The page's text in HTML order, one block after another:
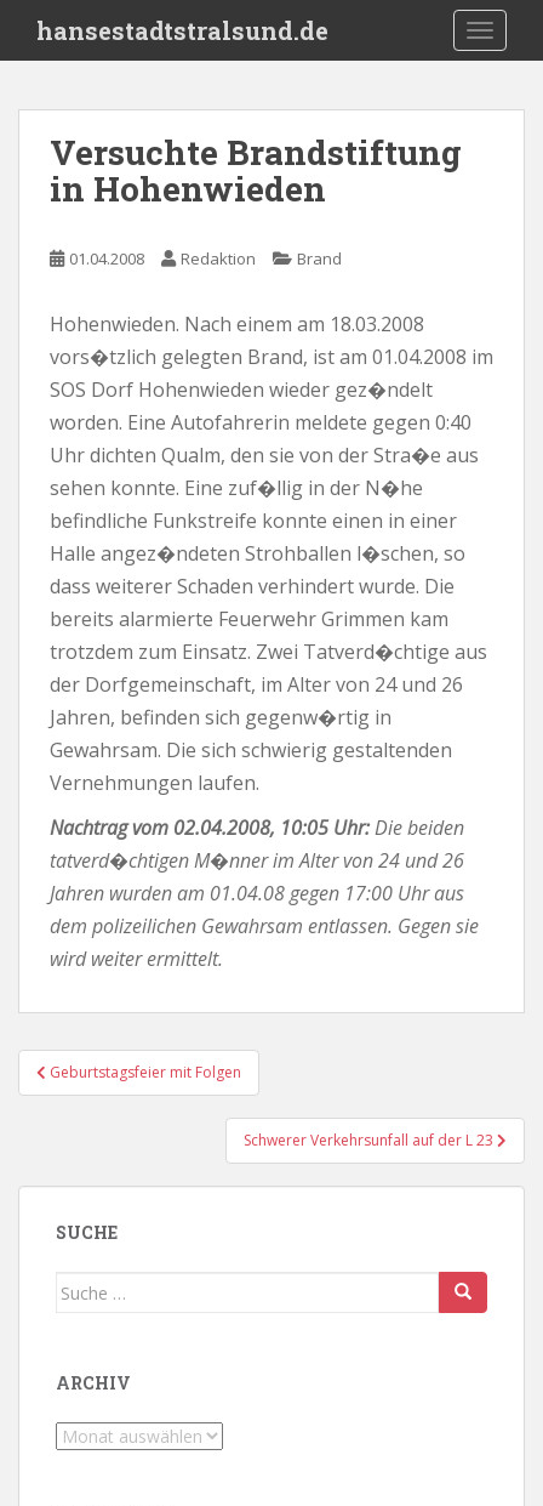
i
hansestadtstralsund.de
Versuchte Brandstiftung
in Hohenwieden
01.04.2008 Redaktion Brand
Hohenwieden. Nach einem am 18.03.2008
vors�tzlich gelegten Brand, ist am 01.04.2008 im
SOS Dorf Hohenwieden wieder gez�ndelt
worden. Eine Autofahrerin meldete gegen 0:40
Uhr dichten Qualm, den sie von der Stra�e aus
sehen konnte. Eine zuf�llig in der N�he
befindliche Funkstreife konnte einen in einer
Halle angez�ndeten Strohballen l�schen, so
dass weiterer Schaden verhindert wurde. Die
bereits alarmierte Feuerwehr Grimmen kam
trotzdem zum Einsatz. Zwei Tatverd�chtige aus
der Dorfgemeinschaft, im Alter von 24 und 26
Jahren, befinden sich gegenw�rtig in
Gewahrsam. Die sich schwierig gestaltenden
Vernehmungen laufen.
Nachtrag vom 02.04.2008, 10:05 Uhr:Die beiden
tatverd�chtigen M�nner im Alter von 24 und 26
Jahren wurden am 01.04.08 gegen 17:00 Uhr aus
dem polizeilichen Gewahrsam entlassen. Gegen sie
wird weiter ermittelt.
Beitragsnavigation
Geburtstagsfeier mit Folgen
Schwerer Verkehrsunfall auf der L 23
SUCHE
Suche
ARCHIV
Archiv